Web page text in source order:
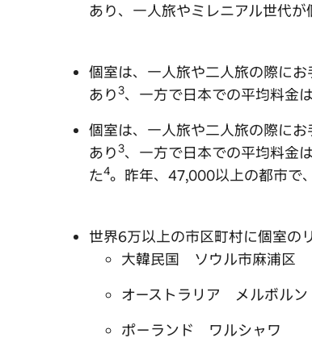
あり、一人旅やミレニアル世代が
個室は、一人旅や二人旅の際に
あり3、一方で日本での平均料金
個室は、一人旅や二人旅の際に
あり3、一方で日本での平均料金
た4。昨年、47,000以上の都市で
世界6万以上の市区町村に個室の
大韓民国 ソウル市麻浦区
オーストラリア メルボルン
ポーランド ワルシャワ